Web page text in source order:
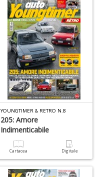
YOUNGTIMER & RETRO N.8
205: Amore
Indimenticabile
Cartacea Digitale